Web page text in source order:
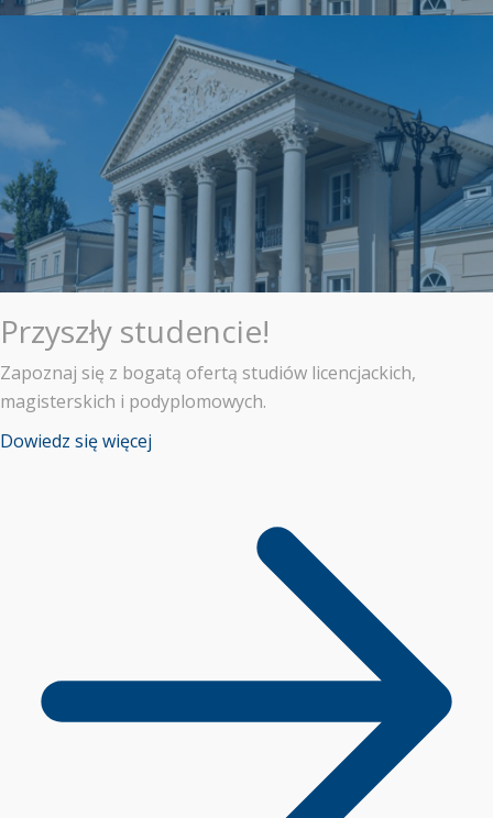
Przyszły studencie!
Zapoznaj się z bogatą ofertą studiów licencjackich,
magisterskich i podyplomowych.
Dowiedz się więcej